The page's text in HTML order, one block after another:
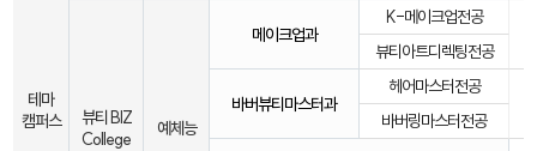
테마
캠퍼스
뷰티 BIZ
College
예체능
메이크업과
K-메이크업전공
뷰티아트디렉팅전공
바버뷰티마스터과
헤어마스터전공
바버링마스터전공